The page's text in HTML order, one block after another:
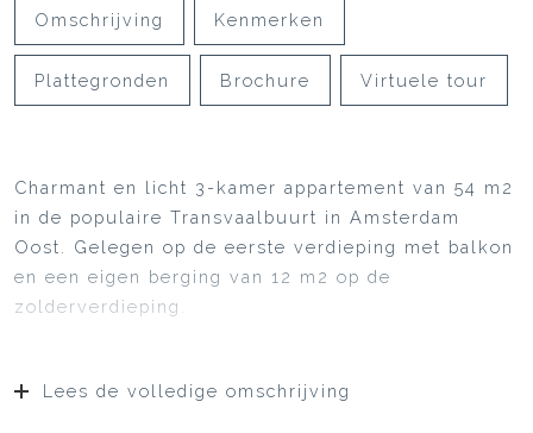
Omschrijving Kenmerken
Plattegronden Brochure Virtuele tour
Charmant en licht 3-kamer appartement van 54 m2
in de populaire Transvaalbuurt in Amsterdam
Oost. Gelegen op de eerste verdieping met balkon
en een eigen berging van 12 m2 op de
zolderverdieping.
Lees de volledige omschrijving